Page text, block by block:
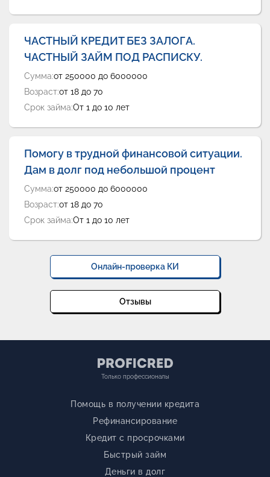
ЧАСТНЫЙ КРЕДИТ БЕЗ ЗАЛОГА.
ЧАСТНЫЙ ЗАЙМ ПОД РАСПИСКУ.
Сумма:от 250000 до 6000000
Возраст:от 18 до 70
Срок займа:От 1 до 10 лет
Помогу в трудной финансовой ситуации.
Дам в долг под небольшой процент
Сумма:от 250000 до 6000000
Возраст:от 18 до 70
Срок займа:От 1 до 10 лет
Онлайн-проверка КИ
Отзывы
Только профессионалы
Помощь в получении кредита
Рефинансирование
Кредит с просрочками
Быстрый займ
Деньги в долг